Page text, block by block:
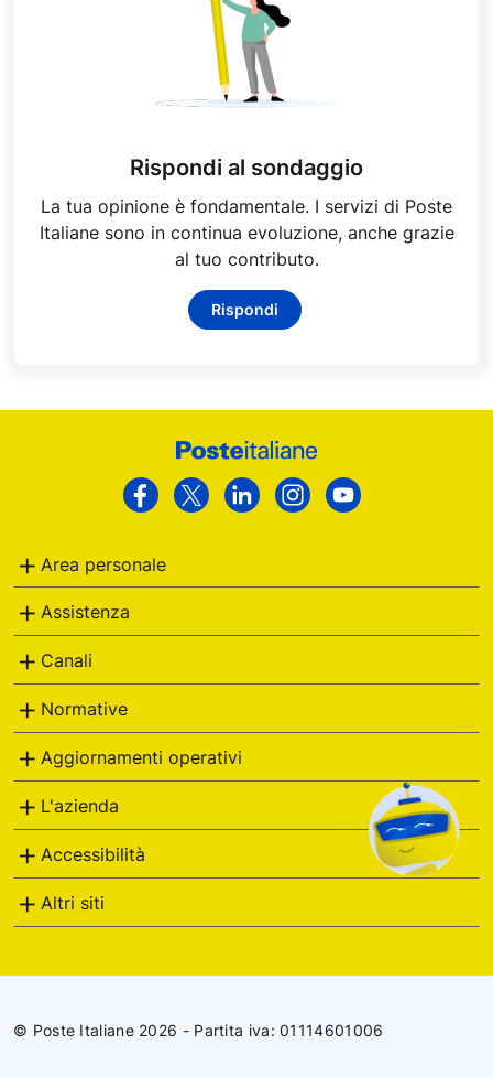
Rispondi al sondaggio
La tua opinione è fondamentale. I servizi di Poste
Italiane sono in continua evoluzione, anche grazie
al tuo contributo.
Rispondi
Facebook
Twitter LinkedinInstagram
Area personale
Assistenza
Canali
Normative
Aggiornamenti operativi
L'azienda
Accessibilità
Altri siti
© Poste Italiane 2026 - Partita iva: 01114601006